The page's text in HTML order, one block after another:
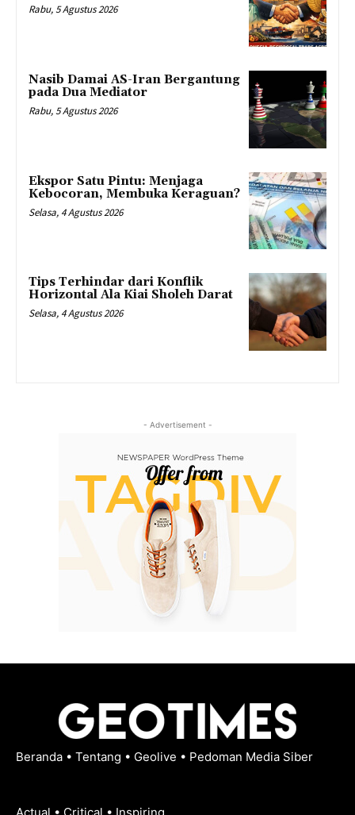
Rabu, 5 Agustus 2026
Nasib Damai AS-Iran Bergantung
pada Dua Mediator
Rabu, 5 Agustus 2026
Ekspor Satu Pintu: Menjaga
Kebocoran, Membuka Keraguan?
Selasa, 4 Agustus 2026
Tips Terhindar dari Konflik
Horizontal Ala Kiai Sholeh Darat
Selasa, 4 Agustus 2026
- Advertisement -
Beranda • Tentang • Geolive • Pedoman Media Siber